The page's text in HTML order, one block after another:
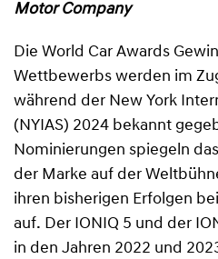
Motor Company
Die World Car Awards
Wettbewerbs werden im
während der New York
(NYIAS) 2024 bekannt
Nominierungen spiegeln
der Marke auf der
ihren bisherigen Erfolgen
auf. Der IONIQ 5 und der
in den Jahren 2022 und